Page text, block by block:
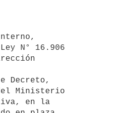
N° 16.906
Ministerio
en la